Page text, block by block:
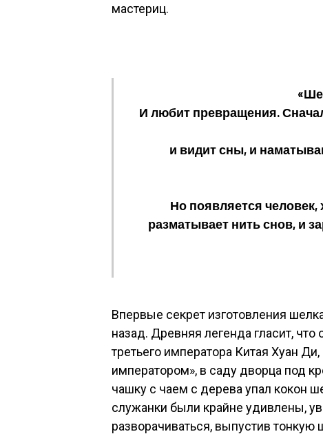
мастериц.
И любит превращения.
и видит сны, и
Но появляется человек,
разматывает нить снов, и
Впервые секрет изготовления
назад. Древняя легенда гласит,
третьего императора Китая Хуан
императором», в саду дворца под
чашку с чаем с дерева упал кокон
служанки были крайне удивлены,
разворачиваться, выпустив